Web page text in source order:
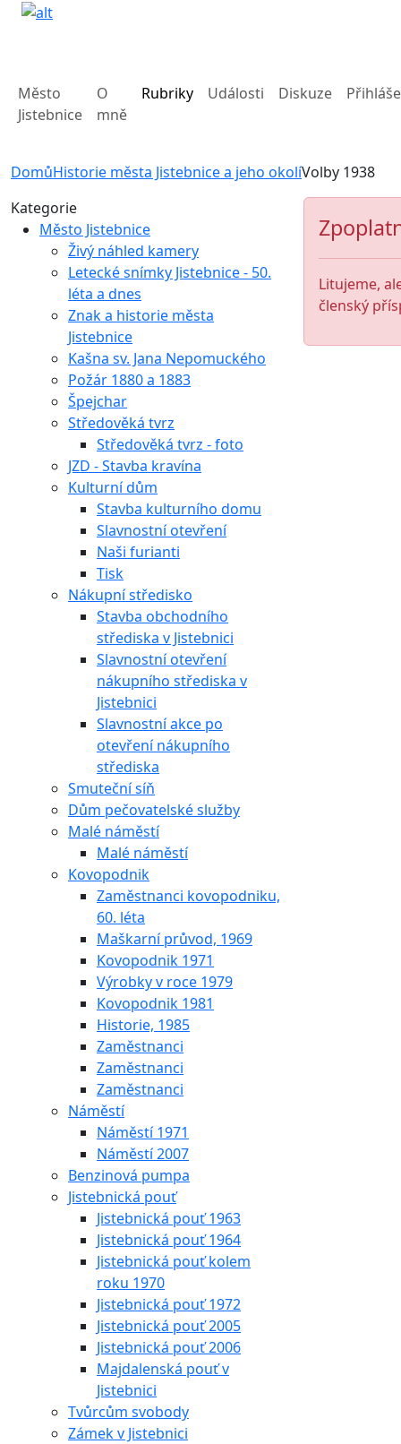
Město
Jistebnice
O
mně
Rubriky Události Diskuze
DomůHistorie města Jistebnice a jeho okolíVolby 1938
Litujeme,
členský
Kategorie
Město Jistebnice
Živý náhled kamery
Letecké snímky Jistebnice - 50.
léta a dnes
Znak a historie města
Jistebnice
Kašna sv. Jana Nepomuckého
Požár 1880 a 1883
Špejchar
Středověká tvrz
Středověká tvrz - foto
JZD - Stavba kravína
Kulturní dům
Stavba kulturního domu
Slavnostní otevření
Naši furianti
Tisk
Nákupní středisko
Stavba obchodního
střediska v Jistebnici
Slavnostní otevření
nákupního střediska v
Jistebnici
Slavnostní akce po
otevření nákupního
střediska
Smuteční síň
Dům pečovatelské služby
Malé náměstí
Malé náměstí
Kovopodnik
Zaměstnanci kovopodniku,
60. léta
Maškarní průvod, 1969
Kovopodnik 1971
Výrobky v roce 1979
Kovopodnik 1981
Historie, 1985
Zaměstnanci
Zaměstnanci
Zaměstnanci
Náměstí
Náměstí 1971
Náměstí 2007
Benzinová pumpa
Jistebnická pouť
Jistebnická pouť 1963
Jistebnická pouť 1964
Jistebnická pouť kolem
roku 1970
Jistebnická pouť 1972
Jistebnická pouť 2005
Jistebnická pouť 2006
Majdalenská pouť v
Jistebnici
Tvůrcům svobody
Zámek v Jistebnici